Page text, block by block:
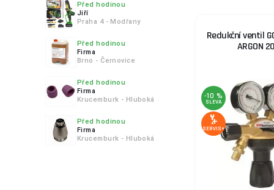
Před hodinou
Jiří
Praha 4 - Modřany
Před hodinou
Firma
Brno - Černovice
Před hodinou
Firma
Krucemburk - Hluboká
Před hodinou
Firma
Krucemburk - Hluboká
8.
Redukční ventil
ARGON
-10 %
SLEVA
SERVIS+